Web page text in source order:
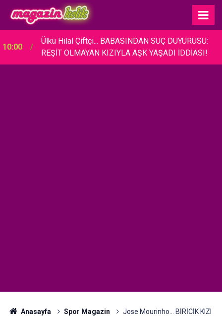
10:00
Ülkü Hilal Çiftçi... BABASINDAN SUÇ DUYURUSU:
REŞİT OLMAYAN KIZIYLA AŞK YAŞADI İDDİASI!
Anasayfa Spor Magazin
Jose Mourinho... BİRİCİK KIZI